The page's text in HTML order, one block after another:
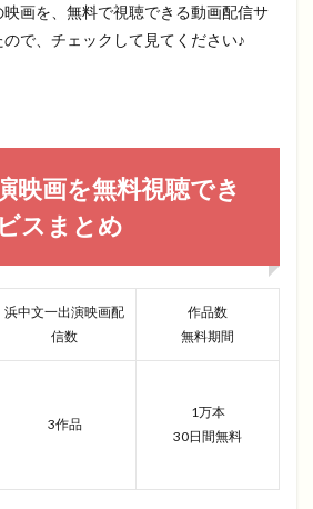
画を、無料で視聴できる動画配信サ
で、チェックして見てください♪
映画を無料視聴でき
スまとめ
浜中文一出演映画配
信数
作品数
無料期間
3作品
1万本
30日間無料